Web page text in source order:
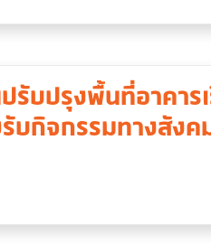
รับปรุงพื้นที่อาคาร
บกิจกรรมทางสังค